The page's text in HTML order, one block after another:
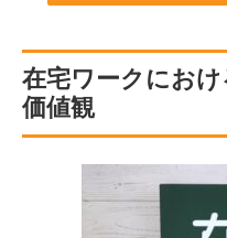
在宅ワークにお
価値観